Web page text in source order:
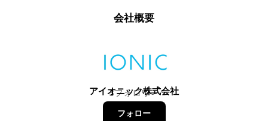
会社概要
アイオニック株式会社
3フォロワー
フォロー